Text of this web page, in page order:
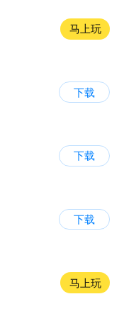
马上玩
下载
下载
下载
马上玩